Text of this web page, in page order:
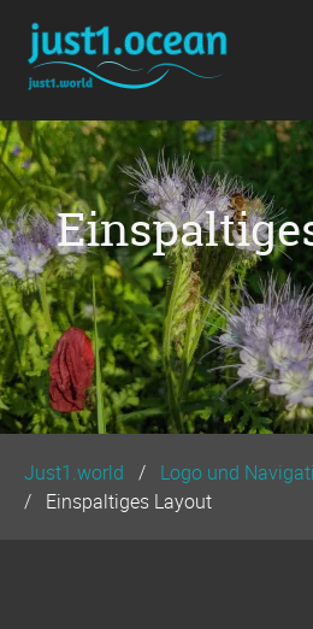
Navigation
überspringen
Just1.world
Logo und
Einspaltiges Layout